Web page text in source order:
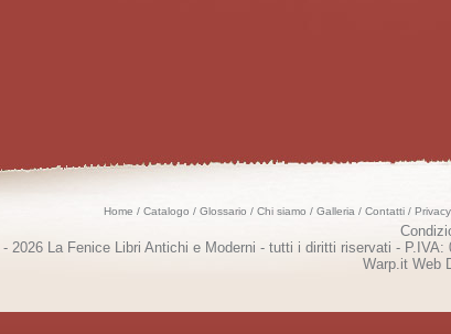
Home / Catalogo / Glossario / Chi siamo / Galleria / Contatti /
2026 La Fenice Libri Antichi e Moderni - tutti i diritti riservati - P.IVA:
Warp.it Web